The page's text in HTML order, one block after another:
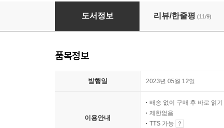
물건이 아니다
도서정보 리뷰/한줄평 (11/9)
품목정보
발행일 2023년 05월 12일
이용안내
배송 없이 구매 후 바로 읽기
제한없음
TTS 가능